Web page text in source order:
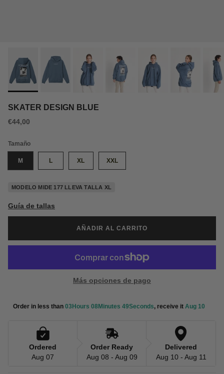
SKATER DESIGN BLUE
€44,00
Tamaño
M L XL XXL
MODELO MIDE 177 LLEVA TALLA XL
Guía de tallas
AÑADIR AL CARRITO
Más opciones de pago
Order in less than 03Hours 08Minutes 48Seconds, receive it Aug 10
Ordered
Aug 07
Order Ready
Aug 08 - Aug 09
Delivered
Aug 10 - Aug 11